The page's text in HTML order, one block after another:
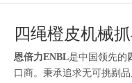
四绳橙皮机械
恩倍力ENBL是中国领先的
口商。秉承追求无可挑剔